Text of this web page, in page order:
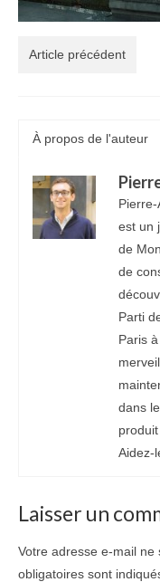
Article précédent
À propos de l'auteur
est un
de
de
Parti
Paris
dans
Aidez-
Laisser un
Votre adresse e-mail ne
obligatoires sont